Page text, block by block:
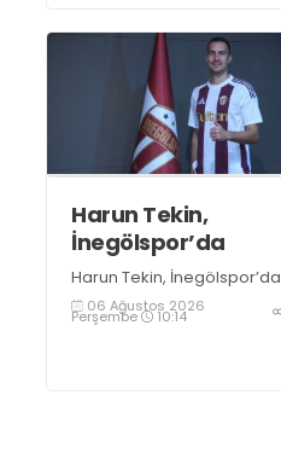
bulundu. Genç oyuncuların
gelişimine dikkat çeken
İshakoğlu, hedeflerinin
sadece sonuç almak değil,
Türk futboluna örnek
sporcular kazandırmak
olduğunu söyledi
Harun Tekin,
İnegölspor’da
Harun Tekin, İnegölspor’da
06 Ağustos 2026
Perşembe 10:14